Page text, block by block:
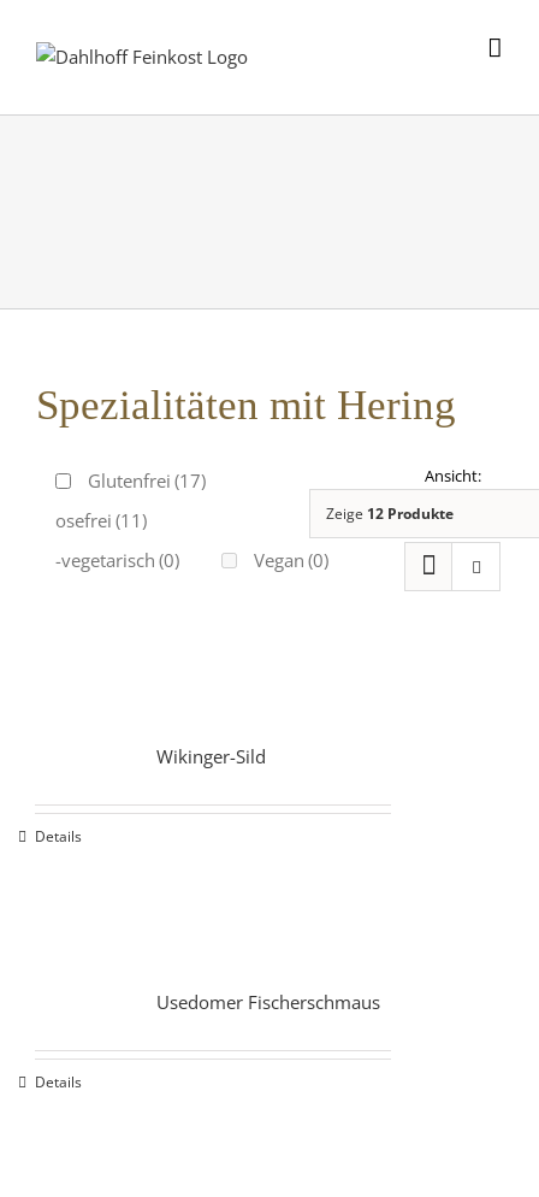
Spezialitäten mit Hering
Glutenfrei (17)
Laktosefrei (11)
Ovo-vegetarisch (0) Vegan (0)
Zeige 12 Produkte
Wikinger-Sild
Details
Usedomer Fischerschmaus
Details